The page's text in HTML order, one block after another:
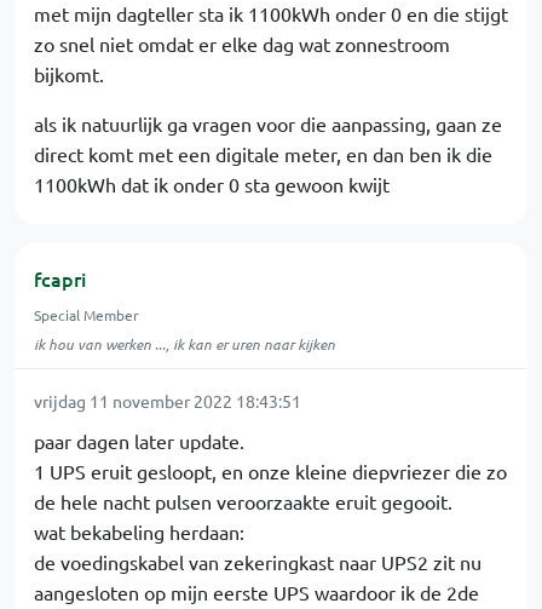
met mijn dagteller sta ik 1100kWh onder 0 en die stijgt
zo snel niet omdat er elke dag wat zonnestroom
bijkomt.
als ik natuurlijk ga vragen voor die aanpassing, gaan ze
direct komt met een digitale meter, en dan ben ik die
1100kWh dat ik onder 0 sta gewoon kwijt
fcapri
Special Member
ik hou van werken ..., ik kan er uren naar kijken
vrijdag 11 november 2022 18:43:51
paar dagen later update.
1 UPS eruit gesloopt, en onze kleine diepvriezer die zo
de hele nacht pulsen veroorzaakte eruit gegooit.
wat bekabeling herdaan:
de voedingskabel van zekeringkast naar UPS2 zit nu
aangesloten op mijn eerste UPS waardoor ik de 2de